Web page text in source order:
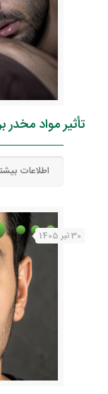
تأثیر مواد
اطلاعات
30 تیر 1405